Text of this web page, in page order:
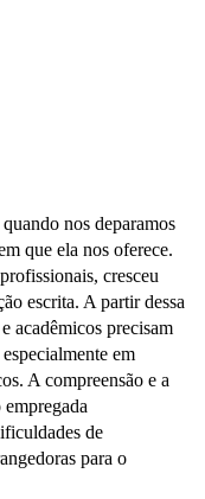
nos deparamos
que ela nos oferece.
cresceu
escrita. A partir dessa
acadêmicos precisam
em
A compreensão e a
de
para o